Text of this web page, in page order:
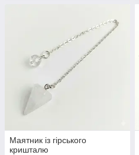
Маятник із гірського
кришталю